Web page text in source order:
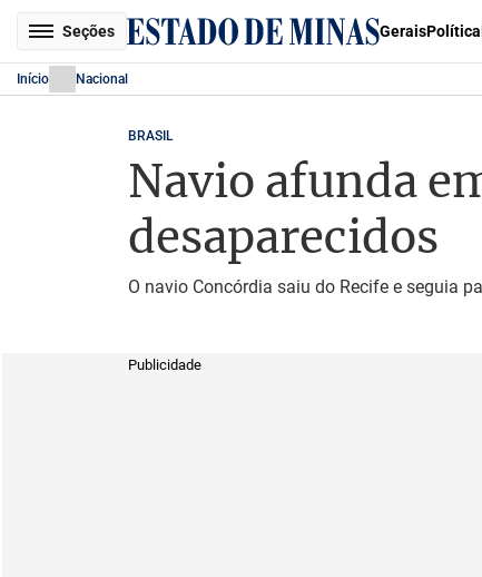
Seções GeraisPolítica
Início Nacional
BRASIL
Navio afunda
desaparecidos
O navio Concórdia saiu do Recife e seguia
Publicidade